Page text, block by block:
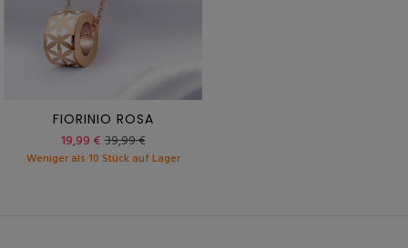
FIORINIO ROSA
19,99 €39,99 €
Weniger als 10 Stück auf Lager